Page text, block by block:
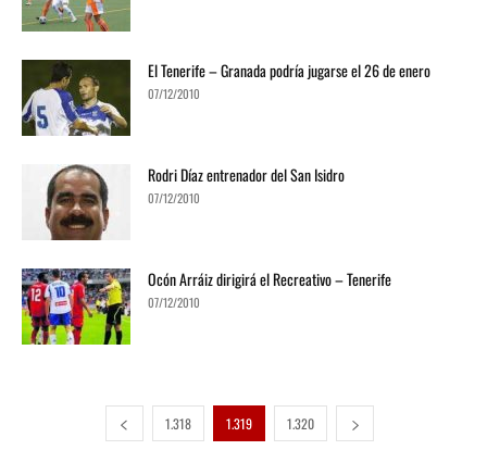
El Tenerife – Granada podría jugarse el 26 de enero
07/12/2010
Rodri Díaz entrenador del San Isidro
07/12/2010
Ocón Arráiz dirigirá el Recreativo – Tenerife
07/12/2010
1.318 1.319 1.320